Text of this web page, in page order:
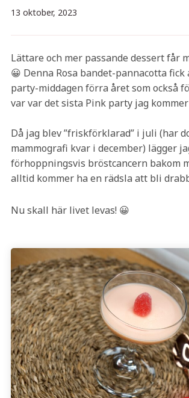
13 oktober, 2023
Lättare och mer passande dessert får
😀 Denna Rosa bandet-pannacotta
party-middagen förra året som också
var var det sista Pink party jag
Då jag blev ”friskförklarad” i juli (har
mammografi kvar i december) lägger
förhoppningsvis bröstcancern bakom
alltid kommer ha en rädsla att bli
Nu skall här livet levas! 😀